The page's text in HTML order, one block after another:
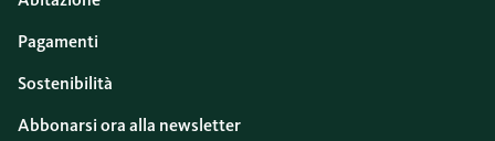
Pagamenti
Sostenibilità
Abbonarsi ora alla newsletter